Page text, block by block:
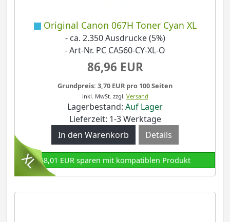
Original Canon 067H Toner Cyan XL
- ca. 2.350 Ausdrucke (5%)
- Art-Nr. PC CA560-CY-XL-O
86,96 EUR
Grundpreis: 3,70 EUR pro 100 Seiten
inkl. MwSt. zzgl. Versand
Lagerbestand: Auf Lager
Lieferzeit: 1-3 Werktage
Details
58,01 EUR sparen mit kompatiblen Produkt